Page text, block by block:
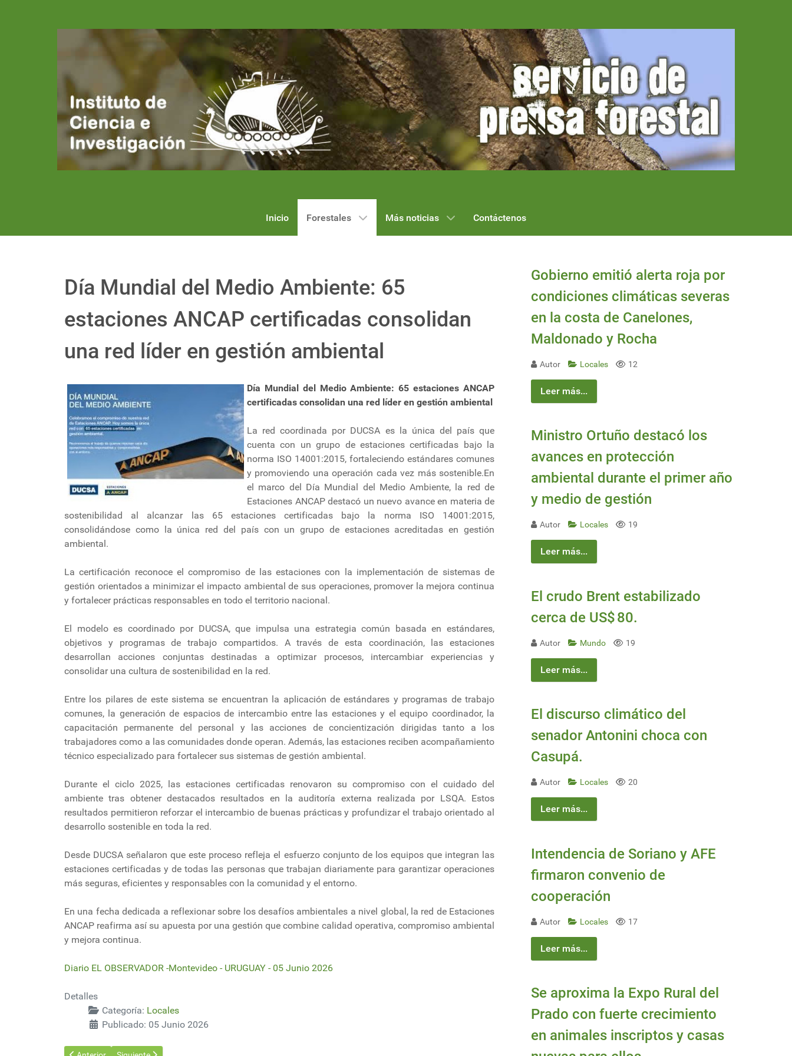
Inicio Forestales Más noticias Contáctenos
Día Mundial del Medio Ambiente: 65
estaciones ANCAP certificadas consolidan
una red líder en gestión ambiental
Día Mundial del Medio Ambiente: 65 estaciones ANCAP
certificadas consolidan una red líder en gestión ambiental
La red coordinada por DUCSA es la única del país que
cuenta con un grupo de estaciones certificadas bajo la
norma ISO 14001:2015, fortaleciendo estándares comunes
y promoviendo una operación cada vez más sostenible.En
el marco del Día Mundial del Medio Ambiente, la red de
Estaciones ANCAP destacó un nuevo avance en materia de
sostenibilidad al alcanzar las 65 estaciones certificadas bajo la norma ISO 14001:2015,
consolidándose como la única red del país con un grupo de estaciones acreditadas en gestión
ambiental.
La certificación reconoce el compromiso de las estaciones con la implementación de sistemas de
gestión orientados a minimizar el impacto ambiental de sus operaciones, promover la mejora continua
y fortalecer prácticas responsables en todo el territorio nacional.
El modelo es coordinado por DUCSA, que impulsa una estrategia común basada en estándares,
objetivos y programas de trabajo compartidos. A través de esta coordinación, las estaciones
desarrollan acciones conjuntas destinadas a optimizar procesos, intercambiar experiencias y
consolidar una cultura de sostenibilidad en la red.
Entre los pilares de este sistema se encuentran la aplicación de estándares y programas de trabajo
comunes, la generación de espacios de intercambio entre las estaciones y el equipo coordinador, la
capacitación permanente del personal y las acciones de concientización dirigidas tanto a los
trabajadores como a las comunidades donde operan. Además, las estaciones reciben acompañamiento
técnico especializado para fortalecer sus sistemas de gestión ambiental.
Durante el ciclo 2025, las estaciones certificadas renovaron su compromiso con el cuidado del
ambiente tras obtener destacados resultados en la auditoría externa realizada por LSQA. Estos
resultados permitieron reforzar el intercambio de buenas prácticas y profundizar el trabajo orientado al
desarrollo sostenible en toda la red.
Desde DUCSA señalaron que este proceso refleja el esfuerzo conjunto de los equipos que integran las
estaciones certificadas y de todas las personas que trabajan diariamente para garantizar operaciones
más seguras, eficientes y responsables con la comunidad y el entorno.
En una fecha dedicada a reflexionar sobre los desafíos ambientales a nivel global, la red de Estaciones
ANCAP reafirma así su apuesta por una gestión que combine calidad operativa, compromiso ambiental
y mejora continua.
Diario EL OBSERVADOR -Montevideo - URUGUAY - 05 Junio 2026
Detalles
Categoría: Locales
Publicado: 05 Junio 2026
Gobierno emitió alerta roja por
condiciones climáticas severas
en la costa de Canelones,
Maldonado y Rocha
Autor Locales 12
Leer más...
Ministro Ortuño destacó los
avances en protección
ambiental durante el primer año
y medio de gestión
Autor Locales 19
Leer más...
El crudo Brent estabilizado
cerca de US$ 80.
Autor Mundo 19
Leer más...
El discurso climático del
senador Antonini choca con
Casupá.
Autor Locales 20
Leer más...
Intendencia de Soriano y AFE
firmaron convenio de
cooperación
Autor Locales 17
Leer más...
Se aproxima la Expo Rural del
Prado con fuerte crecimiento
en animales inscriptos y casas